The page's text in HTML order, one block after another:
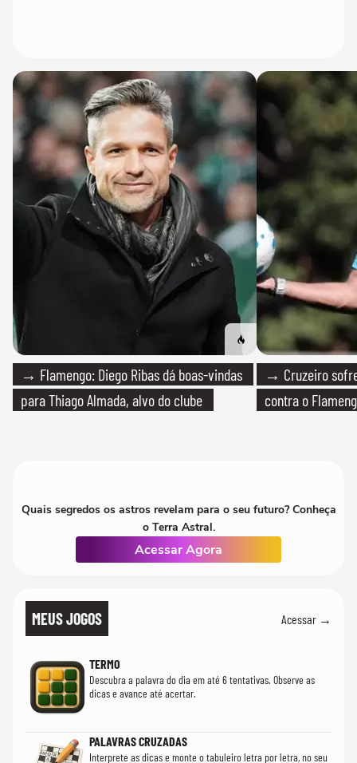
→ Flamengo: Diego Ribas dá boas-vindas
para Thiago Almada, alvo do clube
→ Cruzeiro
contra o
Quais segredos os astros revelam para o seu futuro? Conheça
o Terra Astral.
Acessar Agora
MEUS JOGOS Acessar →
TERMO
Descubra a palavra do dia em até 6 tentativas. Observe as
dicas e avance até acertar.
PALAVRAS CRUZADAS
Interprete as dicas e monte o tabuleiro letra por letra, no seu